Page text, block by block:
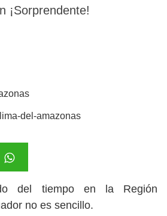
¡Sorprendente!
del tiempo en la Región
no es sencillo.